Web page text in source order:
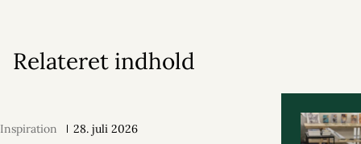
Relateret indhold
Inspiration 28. juli 2026